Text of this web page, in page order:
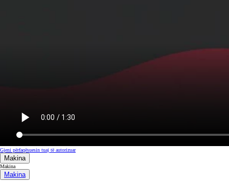
Gjeni përfaqësuesin tuaj të autorizuar
Makina
Makina
Makina